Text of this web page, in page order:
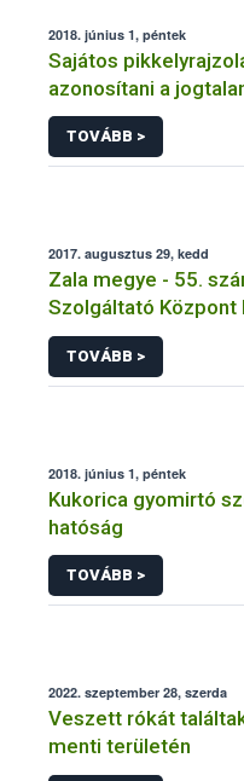
2018. június 1, péntek
Sajátos
azonosítani a
TOVÁBB >
2017. augusztus 29, kedd
Zala megye - 55.
Szolgáltató Központ
TOVÁBB >
2018. június 1, péntek
Kukorica gyomirtó
hatóság
TOVÁBB >
2022. szeptember 28, szerda
Veszett rókát
menti területén